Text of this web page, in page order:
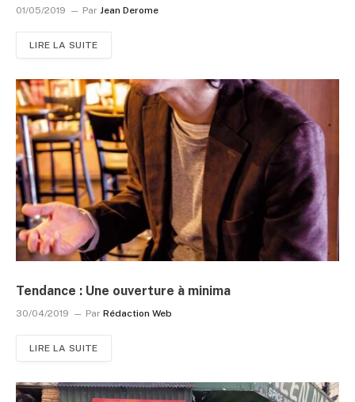
01/05/2019 Par Jean Derome
LIRE LA SUITE
Tendance : Une ouverture à minima
30/04/2019 Par Rédaction Web
LIRE LA SUITE